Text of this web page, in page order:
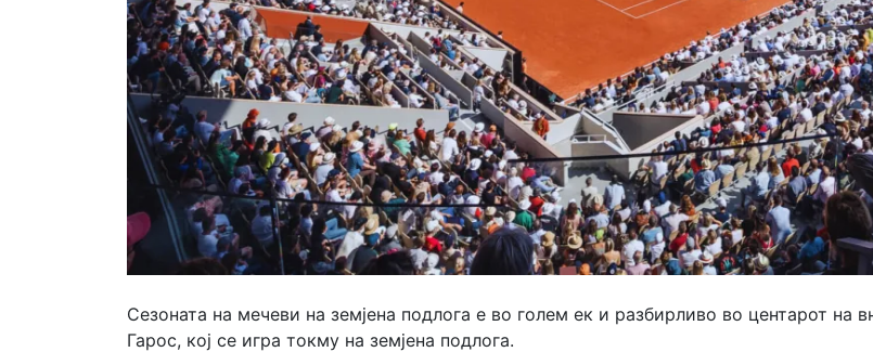
Сезоната на мечеви на земјена подлога е во голем ек и разбирливо во центарот на
Гарос, кој се игра токму на земјена подлога.